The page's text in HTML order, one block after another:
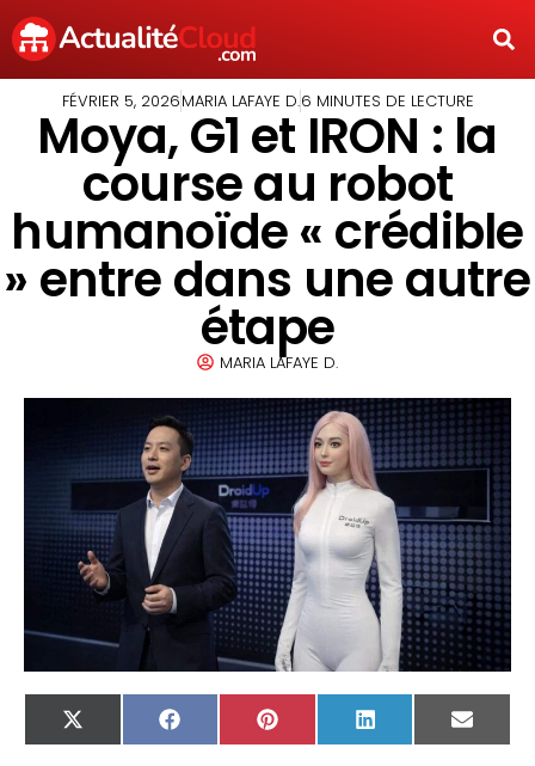
FÉVRIER 5, 2026MARIA LAFAYE D.6 MINUTES DE LECTURE
Moya, G1 et IRON : la
course au robot
humanoïde « crédible
» entre dans une autre
étape
MARIA LAFAYE D.
X
(Twitter)
FacebookPinterest LinkedIn
Email